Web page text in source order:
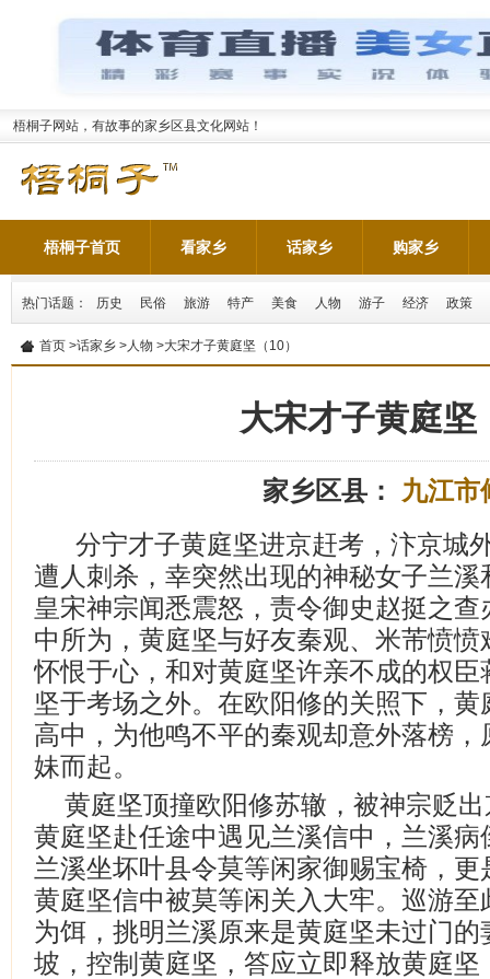
梧桐子网站，有故事的家乡区县文化网站！
梧桐子首页 看家乡 话家乡 购家乡
热门话题： 历史 民俗 旅游 特产 美食 人物 游子 经济 政策
首页 >话家乡 >人物 >大宋才子黄庭坚（10）
大宋才子黄庭坚
家乡区县： 九江市
分宁才子黄庭坚进京赶考，汴京城
遭人刺杀，幸突然出现的神秘女子兰
皇宋神宗闻悉震怒，责令御史赵挺之
中所为，黄庭坚与好友秦观、米芾愤
怀恨于心，和对黄庭坚许亲不成的权
坚于考场之外。在欧阳修的关照下，
高中，为他鸣不平的秦观却意外落榜
妹而起。
黄庭坚顶撞欧阳修苏辙，被神宗贬
黄庭坚赴任途中遇见兰溪信中，兰溪
兰溪坐坏叶县令莫等闲家御赐宝椅，
黄庭坚信中被莫等闲关入大牢。巡游
为饵，挑明兰溪原来是黄庭坚未过门
坡，控制黄庭坚，答应立即释放黄庭